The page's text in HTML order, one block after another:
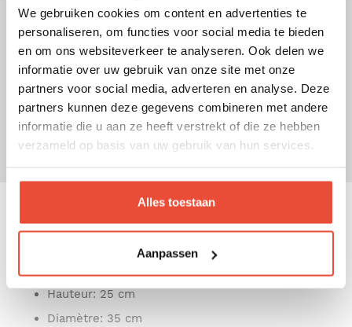
We gebruiken cookies om content en advertenties te
personaliseren, om functies voor social media te bieden
en om ons websiteverkeer te analyseren. Ook delen we
informatie over uw gebruik van onze site met onze
partners voor social media, adverteren en analyse. Deze
partners kunnen deze gegevens combineren met andere
informatie die u aan ze heeft verstrekt of die ze hebben
verzameld op basis van uw gebruik van hun services.
Alles toestaan
Aanpassen
Description
A la fois décoratif et utile, à la fois panier de
rangement ou sac à jouets, ce produit sera idéal
pour ranger jouets, peluches, peignes, linge etc.
Spécifications
Hauteur: 25 cm
Diamètre: 35 cm